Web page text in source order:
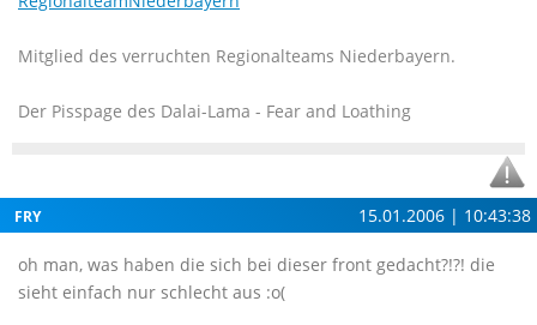
Mitglied des verruchten Regionalteams Niederbayern.
Der Pisspage des Dalai-Lama - Fear and Loathing
FRY 15.01.2006 | 10:43:38
oh man, was haben die sich bei dieser front gedacht?!?! die
sieht einfach nur schlecht aus :o(